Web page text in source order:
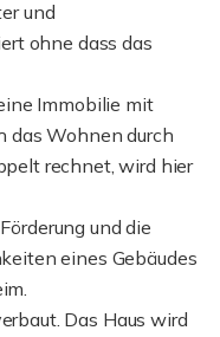
und
ohne dass das
Immobilie mit
das Wohnen durch
rechnet, wird hier
und die
eines Gebäudes
Das Haus wird